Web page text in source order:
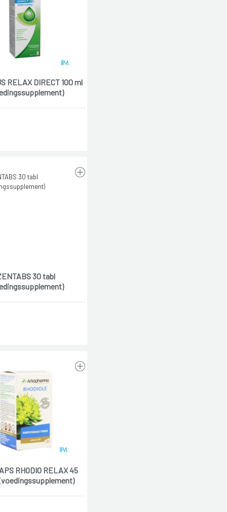
RELAX DIRECT 100 ml
30 tabl
RHODIO RELAX 45